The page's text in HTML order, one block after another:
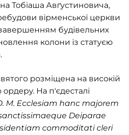
Тобіаша Авґустиновича,
вірменської церкви
завершенням будівельних
колони із статуєю
розміщена на високій
ордеру. На п'єдесталі
M. Ecclesiam hanc majorem
Deiparae
commoditati cleri